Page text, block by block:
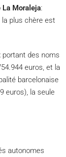
La Moraleja:
la plus chère est
portant des noms
euros, et la
barcelonaise
euros), la seule
autonomes